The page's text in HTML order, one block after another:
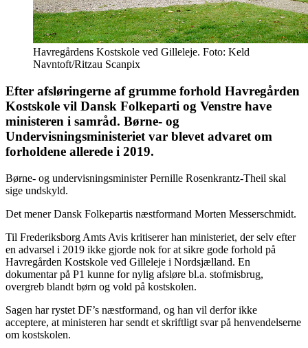
Havregårdens Kostskole ved Gilleleje. Foto: Keld
Navntoft/Ritzau Scanpix
Efter afsløringerne af grumme forhold Havregården
Kostskole vil Dansk Folkeparti og Venstre have
ministeren i samråd. Børne- og
Undervisningsministeriet var blevet advaret om
forholdene allerede i 2019.
Børne- og undervisningsminister Pernille Rosenkrantz-Theil skal
sige undskyld.
Det mener Dansk Folkepartis næstformand Morten Messerschmidt.
Til Frederiksborg Amts Avis kritiserer han ministeriet, der selv efter
en advarsel i 2019 ikke gjorde nok for at sikre gode forhold på
Havregården Kostskole ved Gilleleje i Nordsjælland. En
dokumentar på P1 kunne for nylig afsløre bl.a. stofmisbrug,
overgreb blandt børn og vold på kostskolen.
Sagen har rystet DF’s næstformand, og han vil derfor ikke
acceptere, at ministeren har sendt et skriftligt svar på henvendelserne
om kostskolen.